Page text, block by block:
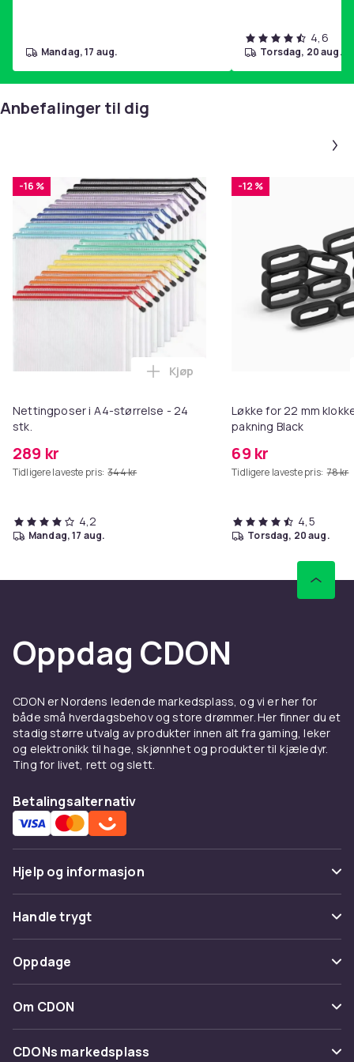
mandag, 17 aug.
4,6
torsdag, 20 aug.
Anbefalinger til dig
-16 %
Nettingposer i A4-størrelse - 24
stk.
289 kr
Tidligere laveste pris: 344 kr
Legg Nettingposer i A4-
Kjøp
4,2
mandag, 17 aug.
-12 %
Løkke for 22 mm
pakning Black
69 kr
Tidligere laveste pris: 78 kr
4,5
torsdag, 20 aug.
Oppdag CDON
CDON er Nordens ledende markedsplass, og vi er her for
både små hverdagsbehov og store drømmer. Her finner du et
stadig større utvalg av produkter innen alt fra gaming, leker
og elektronikk til hage, skjønnhet og produkter til kjæledyr.
Ting for livet, rett og slett.
Betalingsalternativ
Hjelp og informasjon
Vanlige spørsmål
Spor pakke
Angre & returner her
Kontakt oss
Handle trygt
Betaling
Levering
Tilbakekallinger
Oppdage
Kategorier
Varemerker
Om CDON
Om oss
CDONs markedsplass